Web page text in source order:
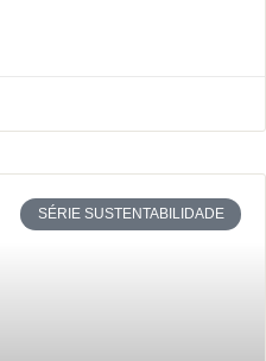
SÉRIE SUSTENTABILIDADE